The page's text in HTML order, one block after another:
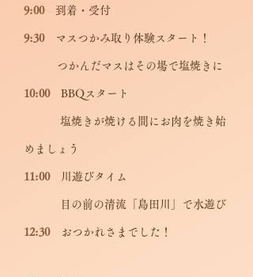
9:00 到着・受付
9:30 マスつかみ取り体験スタート！
つかんだマスはその場で塩焼きに
10:00 BBQスタート
塩焼きが焼ける間にお肉を焼き始
めましょう
11:00 川遊びタイム
目の前の清流「島田川」で水遊び
12:30 おつかれさまでした！